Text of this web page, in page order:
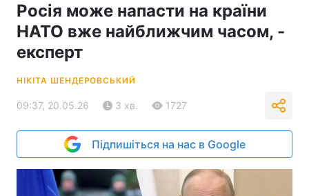
Росія може напасти на країни
НАТО вже найближчим часом, -
експерт
НІКІТА ШЕНДЕРОВСЬКИЙ
09:37, 20.05.26 3 хв. 1727
Підпишіться на нас в Google